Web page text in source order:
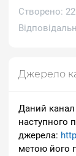
Створено:
Джерело
Даний канал
наступного
джерела:
метою його